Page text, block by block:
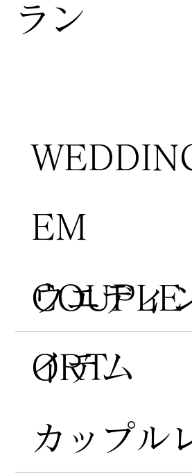
COUPLE
ORT
ラン
カップル
EM
ウエディ
イテム